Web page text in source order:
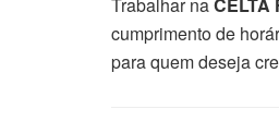
Trabalhar naCELTA
cumprimento de
para quem deseja